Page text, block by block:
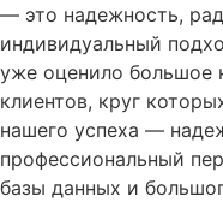
— это надежность,
индивидуальный
уже оценило большое
клиентов, круг
нашего успеха —
профессиональный
базы данных и